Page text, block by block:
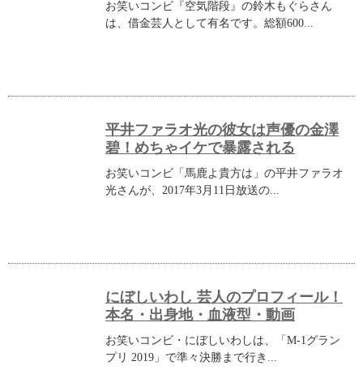
お笑いコンビ『空気階段』の鈴木もぐらさん
は、借金芸人として有名です。総額600...
平井ファラオ光の彼女は声優の金澤
碧！めちゃイケで暴露される
お笑いコンビ「馬鹿よ貴方は」の平井ファラオ
光さんが、2017年3月11日放送の...
にぼしいわし 芸人のプロフィール！
本名・出身地・血液型・動画
お笑いコンビ・にぼしいわしは、「M-1グラン
プリ 2019」で準々決勝まで行き...